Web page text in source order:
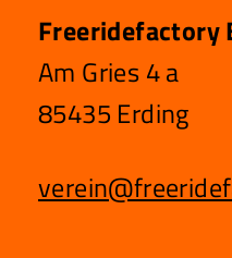
Freeridefactory
Am Gries 4 a
85435 Erding